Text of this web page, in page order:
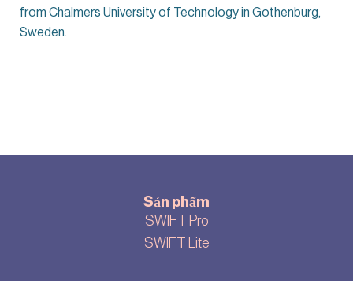
from Chalmers University of Technology in Gothenburg,
Sweden.
Sản phẩm
SWIFT Pro
SWIFT Lite